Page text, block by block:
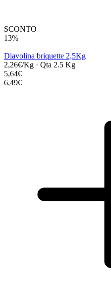
SCONTO
13%
Diavolina briquette 2,5Kg
2,26€/Kg · Qta 2.5 Kg
5,64€
6,49€